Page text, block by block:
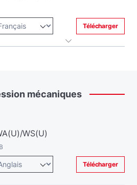
Télécharger
mécaniques
WS(U)
Télécharger